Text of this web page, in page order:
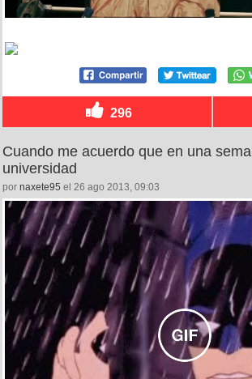
296
Cuando me acuerdo que en una
universidad
por naxete95 el 26 ago 2013, 09:03